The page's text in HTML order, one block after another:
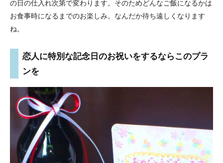
の日の仕入れ次第で変わります。そのためどんなご飯になるかは
お食事時になるまでのお楽しみ。なんだか待ち遠しくなります
ね。
恋人に特別な記念日のお祝いをするならこのプラ
ンを